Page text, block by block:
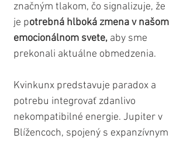
značným tlakom, čo signalizuje, že
je potrebná hlboká zmena v našom
emocionálnom svete, aby sme
prekonali aktuálne obmedzenia.
Kvinkunx predstavuje paradox a
potrebu integrovať zdanlivo
nekompatibilné energie. Jupiter v
Blížencoch, spojený s expanzívnym